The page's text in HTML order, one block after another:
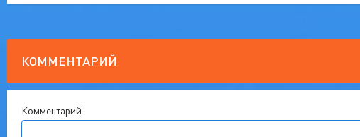
КОММЕНТАРИЙ
Комментарий